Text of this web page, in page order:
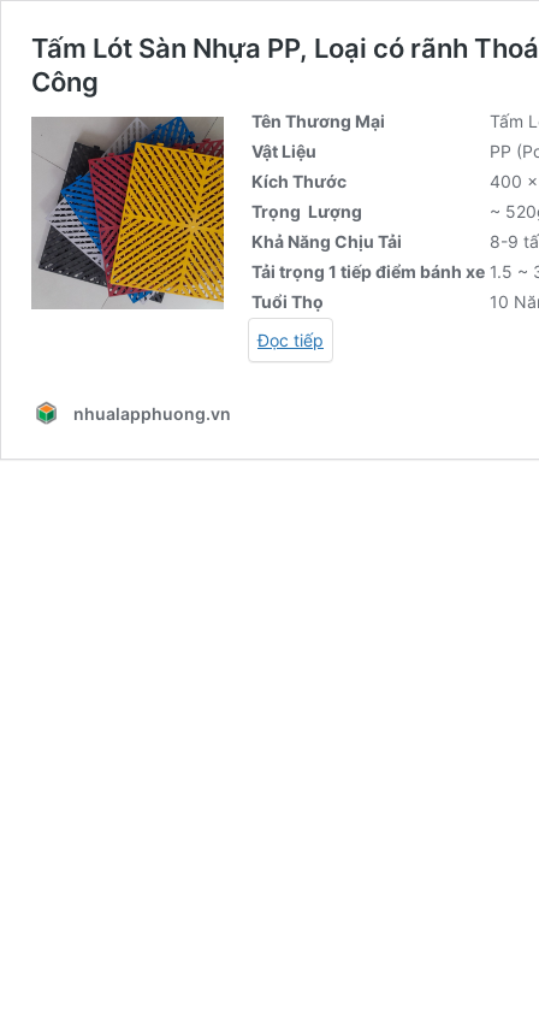
Tấm Lót Sàn Nhựa PP, Loại có rãnh
Công
Tên Thương Mại
Tấm
Vật Liệu
PP
Kích Thước
400
Trọng Lượng
~
Khả Năng Chịu Tải
8-9
Tải trọng 1 tiếp điểm bánh xe 1.5 ~
Tuổi Thọ
10
Đọc tiếp
nhualapphuong.vn